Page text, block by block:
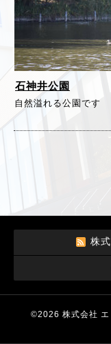
石神井公園
自然溢れる公園です
株
©2026 株式会社